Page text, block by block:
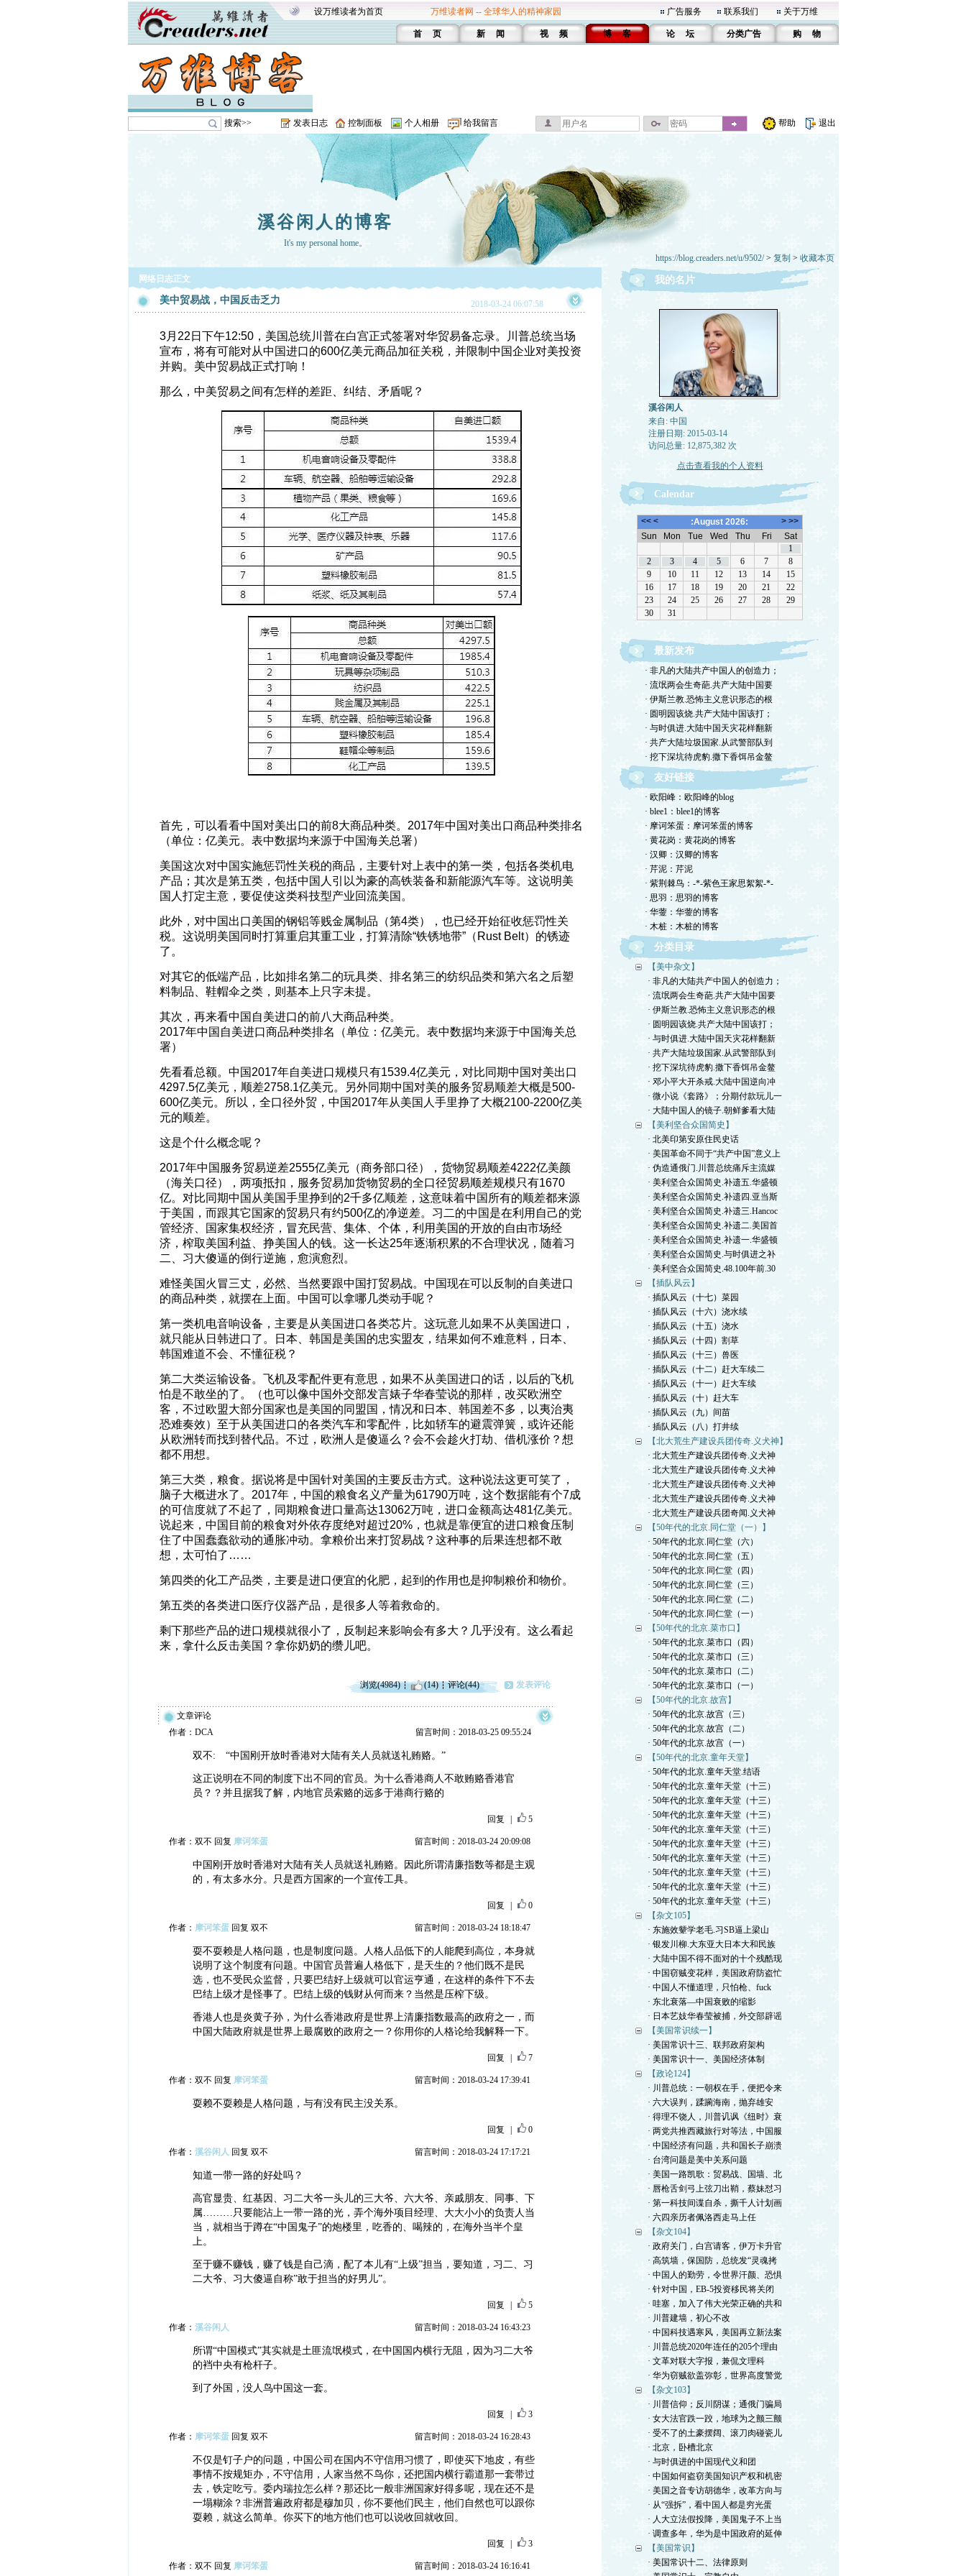
设万维读者为首页 万维读者网 -- 全球华人的精神家园 广告服务 联系我们 关于万维
首 页 新 闻 视 频 博 客 论 坛 分类广告 购 物
搜索>> 发表日志 控制面板 个人相册 给我留言 帮助 退出
溪谷闲人的博客
It's my personal home。
https://blog.creaders.net/u/9502/> 复制 > 收藏本页
网络日志正文
美中贸易战，中国反击乏力 2018-03-24 06:07:58
3月22日下午12:50，美国总统川普在白宫正式签署对华贸易备忘录。川普总统当场
宣布，将有可能对从中国进口的600亿美元商品加征关税，并限制中国企业对美投资
并购。美中贸易战正式打响！
那么，中美贸易之间有怎样的差距、纠结、矛盾呢？
首先，可以看看中国对美出口的前8大商品种类。2017年中国对美出口商品种类排名
（单位：亿美元。表中数据均来源于中国海关总署）
美国这次对中国实施惩罚性关税的商品，主要针对上表中的第一类，包括各类机电
产品；其次是第五类，包括中国人引以为豪的高铁装备和新能源汽车等。这说明美
国人打定主意，要促使这类科技型产业回流美国。
此外，对中国出口美国的钢铝等贱金属制品（第4类），也已经开始征收惩罚性关
税。这说明美国同时打算重启其重工业，打算清除“铁锈地带”（Rust Belt）的锈迹
了。
对其它的低端产品，比如排名第二的玩具类、排名第三的纺织品类和第六名之后塑
料制品、鞋帽伞之类，则基本上只字未提。
其次，再来看中国自美进口的前八大商品种类。
2017年中国自美进口商品种类排名（单位：亿美元。表中数据均来源于中国海关总
署）
先看看总额。中国2017年自美进口规模只有1539.4亿美元，对比同期中国对美出口
4297.5亿美元，顺差2758.1亿美元。另外同期中国对美的服务贸易顺差大概是500-
600亿美元。所以，全口径外贸，中国2017年从美国人手里挣了大概2100-2200亿美
元的顺差。
这是个什么概念呢？
2017年中国服务贸易逆差2555亿美元（商务部口径），货物贸易顺差4222亿美颜
（海关口径），两项抵扣，服务贸易加货物贸易的全口径贸易顺差规模只有1670
亿。对比同期中国从美国手里挣到的2千多亿顺差，这意味着中国所有的顺差都来源
于美国，而跟其它国家的贸易只有约500亿的净逆差。习二的中国是在利用自己的党
管经济、国家集权经济，冒充民营、集体、个体，利用美国的开放的自由市场经
济，榨取美国利益、挣美国人的钱。这一长达25年逐渐积累的不合理状况，随着习
二、习大傻逼的倒行逆施，愈演愈烈。
难怪美国火冒三丈，必然、当然要跟中国打贸易战。中国现在可以反制的自美进口
的商品种类，就摆在上面。中国可以拿哪几类动手呢？
第一类机电音响设备，主要是从美国进口各类芯片。这玩意儿如果不从美国进口，
就只能从日韩进口了。日本、韩国是美国的忠实盟友，结果如何不难意料，日本、
韩国难道不会、不懂征税？
第二大类运输设备。飞机及零配件更有意思，如果不从美国进口的话，以后的飞机
怕是不敢坐的了。（也可以像中国外交部发言婊子华春莹说的那样，改买欧洲空
客，不过欧盟大部分国家也是美国的同盟国，情况和日本、韩国差不多，以夷治夷
恐难奏效）至于从美国进口的各类汽车和零配件，比如轿车的避震弹簧，或许还能
从欧洲转而找到替代品。不过，欧洲人是傻逼么？会不会趁火打劫、借机涨价？想
都不用想。
第三大类，粮食。据说将是中国针对美国的主要反击方式。这种说法这更可笑了，
脑子大概进水了。2017年，中国的粮食名义产量为61790万吨，这个数据能有个7成
的可信度就了不起了，同期粮食进口量高达13062万吨，进口金额高达481亿美元。
说起来，中国目前的粮食对外依存度绝对超过20%，也就是靠便宜的进口粮食压制
住了中国蠢蠢欲动的通胀冲动。拿粮价出来打贸易战？这种事的后果连想都不敢
想，太可怕了……
第四类的化工产品类，主要是进口便宜的化肥，起到的作用也是抑制粮价和物价。
第五类的各类进口医疗仪器产品，是很多人等着救命的。
剩下那些产品的进口规模就很小了，反制起来影响会有多大？几乎没有。这么看起
来，拿什么反击美国？拿你奶奶的缵儿吧。
浏览(4984) (14) 评论(44) 发表评论
文章评论
作者：DCA
留言时间：2018-03-25 09:55:24
双不: “中国刚开放时香港对大陆有关人员就送礼贿赂。”
这正说明在不同的制度下出不同的官员。为十么香港商人不敢贿赂香港官
员？？并且据我了解，内地官员索赂的远多于港商行赂的
回复 5
作者：双不 回复 摩诃笨蛋 留言时间：2018-03-24 20:09:08
中国刚开放时香港对大陆有关人员就送礼贿赂。因此所谓清廉指数等都是主观
的，有太多水分。只是西方国家的一个宣传工具。
回复 0
作者： 摩诃笨蛋回复 双不 留言时间：2018-03-24 18:18:47
耍不耍赖是人格问题，也是制度问题。人格人品低下的人能爬到高位，本身就
说明了这个制度有问题。中国官员普遍人格低下，是天生的？他们既不是民
选，也不受民众监督，只要巴结好上级就可以官运亨通，在这样的条件下不去
巴结上级才是怪事了。巴结上级的钱财从何而来？当然是压榨下级。
香港人也是炎黄子孙，为什么香港政府是世界上清廉指数最高的政府之一，而
中国大陆政府就是世界上最腐败的政府之一？你用你的人格论给我解释一下。
回复 7
作者：双不 回复 摩诃笨蛋 留言时间：2018-03-24 17:39:41
耍赖不耍赖是人格问题，与有没有民主没关系。
回复 0
作者： 溪谷闲人 回复 双不 留言时间：2018-03-24 17:17:21
知道一带一路的好处吗？
高官显贵、红基因、习二大爷一头儿的三大爷、六大爷、亲戚朋友、同事、下
属………只要能沾上一带一路的光，弄个海外项目经理、大大小小的负责人当
当，就相当于蹲在“中国鬼子”的炮楼里，吃香的、喝辣的，在海外当半个皇
上。
至于赚不赚钱，赚了钱是自己滴，配了本儿有“上级”担当，要知道，习二、习
二大爷、习大傻逼自称”敢于担当的好男儿”。
回复 5
作者： 溪谷闲人 留言时间：2018-03-24 16:43:23
所谓“中国模式”其实就是土匪流氓模式，在中国国内横行无阻，因为习二大爷
的裆中央有枪杆子。
到了外国，没人鸟中国这一套。
回复 3
作者： 摩诃笨蛋回复 双不 留言时间：2018-03-24 16:28:43
不仅是钉子户的问题，中国公司在国内不守信用习惯了，即使买下地皮，有些
事情不按规矩办，不守信用，人家当然不鸟你，还把国内横行霸道那一套带过
去，铁定吃亏。委内瑞拉怎么样？那还比一般非洲国家好得多呢，现在还不是
一塌糊涂？非洲普遍政府都是穆加贝，你不要他们民主，他们自然也可以跟你
耍赖，就这么简单。你买下的地方他们也可以说收回就收回。
回复 3
作者：双不 回复 摩诃笨蛋 留言时间：2018-03-24 16:16:41
我的名片
溪谷闲人
来自: 中国
注册日期: 2015-03-14
访问总量: 12,875,382 次
点击查看我的个人资料
Calendar
最新发布
· 非凡的大陆共产中国人的创造力；
· 流氓两会生奇葩.共产大陆中国要
· 伊斯兰教.恐怖主义意识形态的根
· 圆明园该烧.共产大陆中国该打；
· 与时俱进.大陆中国天灾花样翻新
· 共产大陆垃圾国家.从武警部队到
· 挖下深坑待虎豹.撒下香饵吊金鳌
友好链接
· 欧阳峰：欧阳峰的blog
· blee1：blee1的博客
· 摩诃笨蛋：摩诃笨蛋的博客
· 黄花岗：黄花岗的博客
· 汉卿：汉卿的博客
· 芹泥：芹泥
· 紫荆棘鸟：-*-紫色王家思絮絮-*-
· 思羽：思羽的博客
· 华蓥：华蓥的博客
· 木桩：木桩的博客
分类目录
【美中杂文】
· 非凡的大陆共产中国人的创造力；
· 流氓两会生奇葩.共产大陆中国要
· 伊斯兰教.恐怖主义意识形态的根
· 圆明园该烧.共产大陆中国该打；
· 与时俱进.大陆中国天灾花样翻新
· 共产大陆垃圾国家.从武警部队到
· 挖下深坑待虎豹.撒下香饵吊金鳌
· 邓小平大开杀戒.大陆中国逆向冲
· 微小说《套路》；分期付款玩儿一
· 大陆中国人的镜子.朝鲜爹看大陆
【美利坚合众国简史】
· 北美印第安原住民史话
· 美国革命不同于“共产中国”意义上
· 伪造通俄门.川普总统痛斥主流媒
· 美利坚合众国简史.补遗五.华盛顿
· 美利坚合众国简史.补遗四.亚当斯
· 美利坚合众国简史.补遗三.Hancoc
· 美利坚合众国简史.补遗二.美国首
· 美利坚合众国简史.补遗一.华盛顿
· 美利坚合众国简史.与时俱进之补
· 美利坚合众国简史.48.100年前.30
【插队风云】
· 插队风云（十七）菜园
· 插队风云（十六）浇水续
· 插队风云（十五）浇水
· 插队风云（十四）割草
· 插队风云（十三）兽医
· 插队风云（十二）赶大车续二
· 插队风云（十一）赶大车续
· 插队风云（十）赶大车
· 插队风云（九）间苗
· 插队风云（八）打井续
【北大荒生产建设兵团传奇.义犬神】
· 北大荒生产建设兵团传奇.义犬神
· 北大荒生产建设兵团传奇.义犬神
· 北大荒生产建设兵团传奇.义犬神
· 北大荒生产建设兵团传奇.义犬神
· 北大荒生产建设兵团奇闻.义犬神
【50年代的北京.同仁堂（一）】
· 50年代的北京.同仁堂（六）
· 50年代的北京.同仁堂（五）
· 50年代的北京.同仁堂（四）
· 50年代的北京.同仁堂（三）
· 50年代的北京.同仁堂（二）
· 50年代的北京.同仁堂（一）
【50年代的北京.菜市口】
· 50年代的北京.菜市口（四）
· 50年代的北京.菜市口（三）
· 50年代的北京.菜市口（二）
· 50年代的北京.菜市口（一）
【50年代的北京.故宫】
· 50年代的北京.故宫（三）
· 50年代的北京.故宫（二）
· 50年代的北京.故宫（一）
【50年代的北京.童年天堂】
· 50年代的北京.童年天堂.结语
· 50年代的北京.童年天堂（十三）
· 50年代的北京.童年天堂（十三）
· 50年代的北京.童年天堂（十三）
· 50年代的北京.童年天堂（十三）
· 50年代的北京.童年天堂（十三）
· 50年代的北京.童年天堂（十三）
· 50年代的北京.童年天堂（十三）
· 50年代的北京.童年天堂（十三）
· 50年代的北京.童年天堂（十三）
【杂文105】
· 东施效颦学老毛.习SB逼上梁山
· 银发川柳.大东亚大日本大和民族
· 大陆中国不得不面对的十个残酷现
· 中国窃贼变花样，美国政府防盗忙
· 中国人不懂道理，只怕枪、fuck
· 东北衰落—中国衰败的缩影
· 日本艺妓华春莹被捕，外交部辟谣
【美国常识续一】
· 美国常识十三、联邦政府架构
· 美国常识十一、美国经济体制
【政论124】
· 川普总统：一朝权在手，便把令来
· 六大误判，蹂躏海南，抛弃雄安
· 得理不饶人，川普讥讽《纽时》衰
· 两党共推西藏旅行对等法，中国服
· 中国经济有问题，共和国长子崩溃
· 台湾问题是美中关系问题
· 美国一路凯歌：贸易战、国墙、北
· 唇枪舌剑弓上弦刀出鞘，蔡妹怼习
· 第一科技间谍自杀，撕千人计划画
· 六四亲历者佩洛西走马上任
【杂文104】
· 政府关门，白宫请客，伊万卡升官
· 高筑墙，保国防，总统发“灵魂拷
· 中国人的勤劳，令世界汗颜、恐惧
· 针对中国，EB-5投资移民将关闭
· 哇塞，加入了伟大光荣正确的共和
· 川普建墙，初心不改
· 中国科技遇寒风，美国再立新法案
· 川普总统2020年连任的205个理由
· 文革对联大字报，兼侃文理科
· 华为窃贼欲盖弥彰，世界高度警觉
【杂文103】
· 川普信仰；反川阴谋；通俄门骗局
· 女大法官跌一跤，地球为之颤三颤
· 受不了的土豪摆阔、滚刀肉碰瓷儿
· 北京，卧槽北京
· 与时俱进的中国现代义和团
· 中国如何盗窃美国知识产权和机密
· 美国之音专访胡德华，改革方向与
· 从“强拆”，看中国人都是穷光蛋
· 人大立法假投降，美国鬼子不上当
· 调查多年，华为是中国政府的延伸
【美国常识】
· 美国常识十二、法律原则